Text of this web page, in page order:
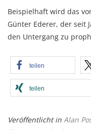
Beispielhaft wird das
Günter Ederer, der seit
den Untergang zu
teilen
teilen
Veröffentlicht in Alan